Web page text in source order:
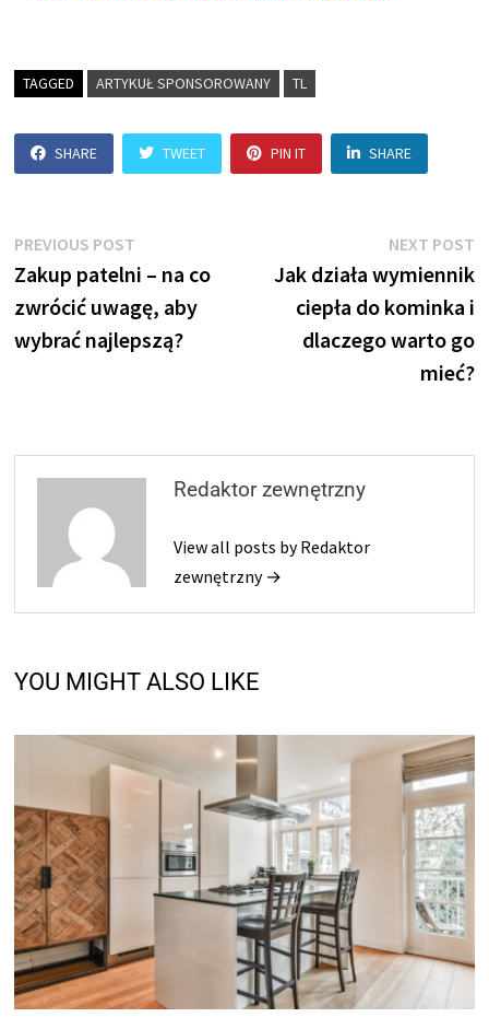
TAGGED ARTYKUŁ SPONSOROWANY TL
SHARE TWEET PIN IT SHARE
Nawigacja
wpisu
PREVIOUS POST
post:
Zakup patelni – na co
zwrócić uwagę, aby
wybrać najlepszą?
NEXT POST
Jak działa wymiennik
ciepła do kominka i
dlaczego warto go
mieć?
Redaktor zewnętrzny
View all posts by Redaktor
zewnętrzny →
YOU MIGHT ALSO LIKE